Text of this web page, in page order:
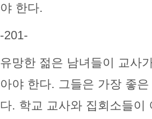
야 한다.
-201-
유망한 젊은 남녀들이 교사
아야 한다. 그들은 가장 좋
다. 학교 교사와 집회소들이